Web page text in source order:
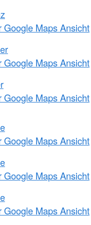
Google Maps Ansicht
Google Maps Ansicht
Google Maps Ansicht
Google Maps Ansicht
Google Maps Ansicht
Google Maps Ansicht